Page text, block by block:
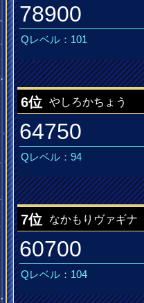
78900
Qレベル：101
6位 やしろかちょう
64750
Qレベル：94
7位 バトルマスター
なかもりヴァギナ
60700
Qレベル：104